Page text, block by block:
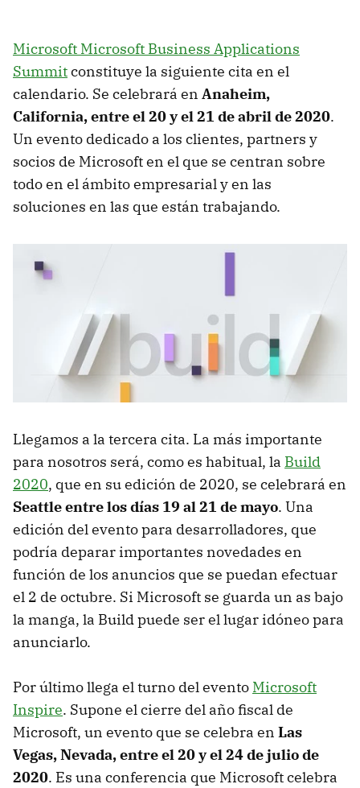
Microsoft Microsoft Business Applications
Summitconstituye la siguiente cita en el
calendario. Se celebrará en Anaheim,
California, entre el 20 y el 21 de abril de 2020.
Un evento dedicado a los clientes, partners y
socios de Microsoft en el que se centran sobre
todo en el ámbito empresarial y en las
soluciones en las que están trabajando.
Llegamos a la tercera cita. La más importante
para nosotros será, como es habitual, la Build
2020, que en su edición de 2020, se celebrará en
Seattle entre los días 19 al 21 de mayo. Una
edición del evento para desarrolladores, que
podría deparar importantes novedades en
función de los anuncios que se puedan efectuar
el 2 de octubre. Si Microsoft se guarda un as bajo
la manga, la Build puede ser el lugar idóneo para
anunciarlo.
Por último llega el turno del evento Microsoft
Inspire. Supone el cierre del año fiscal de
Microsoft, un evento que se celebra en Las
Vegas, Nevada, entre el 20 y el 24 de julio de
2020. Es una conferencia que Microsoft celebra